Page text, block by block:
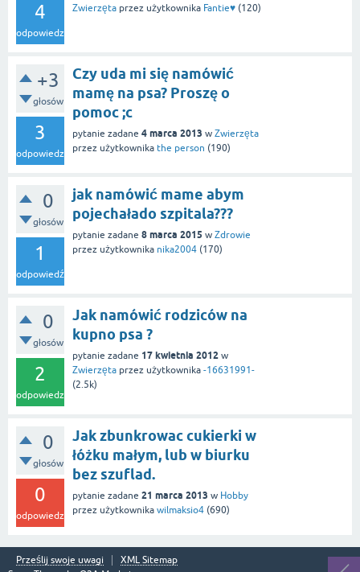
4
odpowiedzi
Zwierzęta przez użytkownika Fantie♥ (120)
+3
głosów
3
odpowiedzi
Czy uda mi się namówić
mamę na psa? Proszę o
pomoc ;c
pytanie zadane 4 marca 2013 w Zwierzęta
przez użytkownika the person (190)
0
głosów
1
odpowiedź
jak namówić mame abym
pojechałado szpitala???
pytanie zadane 8 marca 2015 w Zdrowie
przez użytkownika nika2004 (170)
0
głosów
2
odpowiedzi
Jak namówić rodziców na
kupno psa ?
pytanie zadane 17 kwietnia 2012 w
Zwierzęta przez użytkownika -16631991-
(2.5k)
0
głosów
0
odpowiedzi
Jak zbunkrowac cukierki w
łóżku małym, lub w biurku
bez szuflad.
pytanie zadane 21 marca 2013 w Hobby
przez użytkownika wilmaksio4 (690)
Prześlij swoje uwagi
XML Sitemap